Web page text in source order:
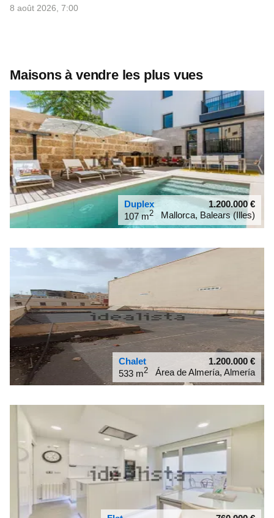
8 août 2026, 7:00
Maisons à vendre les plus vues
Duplex 1.200.000 €
107 m2
Mallorca, Balears (Illes)
39.5757
2.63701
Chalet 1.200.000 €
533 m2
Área de Almería, Almería
36.8402
-2.46151